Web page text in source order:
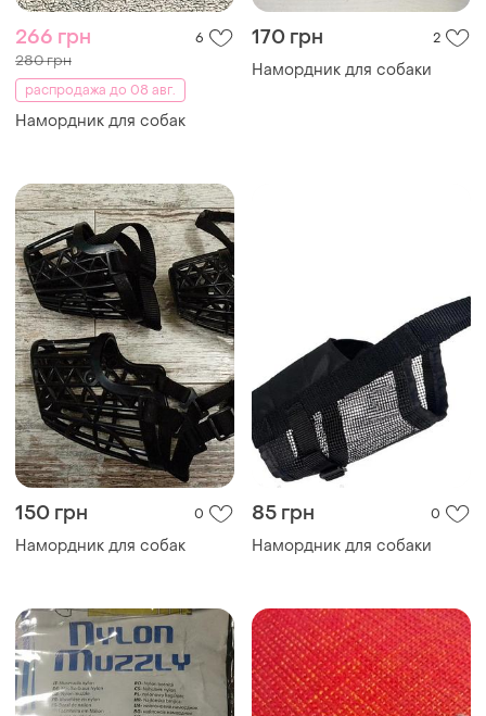
266 грн 6
280 грн
распродажа до 08 авг.
Намордник для собак
170 грн 2
Намордник для собаки
150 грн 0
Намордник для собак
85 грн 0
Намордник для собаки